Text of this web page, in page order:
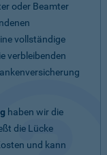
oder Beamter
vollständige
verbleibenden
haben wir die
die Lücke
und kann